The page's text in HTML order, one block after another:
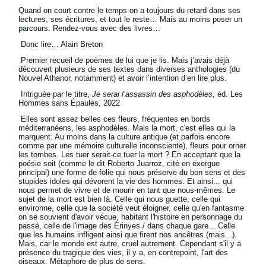
Quand on court contre le temps on a toujours du retard dans ses
lectures, ses écritures, et tout le reste… Mais au moins poser un
parcours. Rendez-vous avec des livres…
Donc lire… Alain Breton
Premier recueil de poèmes de lui que je lis. Mais j’avais déjà
découvert plusieurs de ses textes dans diverses anthologies (du
Nouvel Athanor, notamment) et avoir l’intention d’en lire plus.
Intriguée par le titre,Je serai l’assassin des asphodèles, éd. Les
Hommes sans Épaules, 2022
Elles sont assez belles ces fleurs, fréquentes en bords
méditerranéens, les asphodèles. Mais la mort, c'est elles qui la
marquent. Au moins dans la culture antique (et parfois encore
comme par une mémoire culturelle inconsciente), fleurs pour orner
les tombes. Les tuer serait-ce tuer la mort ? En acceptant que la
poésie soit (comme le dit Roberto Juarroz, cité en exergue
principal) une forme de folie qui nous préserve du bon sens et des
stupides idoles qui dévorent la vie des hommes. Et ainsi... qui
nous permet de vivre et de mourir en tant que nous-mêmes. Le
sujet de la mort est bien là. Celle qui nous guette, celle qui
environne, celle que la société veut éloigner, celle qu'en fantasme
on se souvient d'avoir vécue, habitant l'histoire en personnage du
passé, celle de l'image des Érinyes / dans chaque gare... Celle
que les humains infligent ainsi que firent nos ancêtres (mais...).
Mais, car le monde est autre, cruel autrement. Cependant s'il y a
présence du tragique des vies, il y a, en contrepoint, l'art des
oiseaux. Métaphore de plus de sens.